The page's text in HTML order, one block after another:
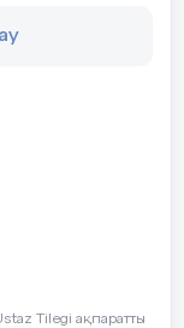
Tilegi ақпаратты